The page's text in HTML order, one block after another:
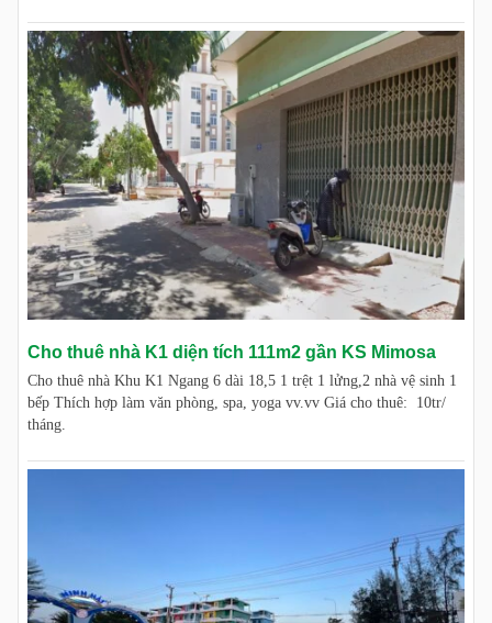
Cho thuê nhà K1 diện tích 111m2 gần KS Mimosa
Cho thuê nhà Khu K1 Ngang 6 dài 18,5 1 trệt 1 lửng,2 nhà vệ sinh 1
bếp Thích hợp làm văn phòng, spa, yoga vv.vv Giá cho thuê: 10tr/
tháng.